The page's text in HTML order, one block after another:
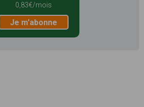
0,83€/mois
Je m'abonne